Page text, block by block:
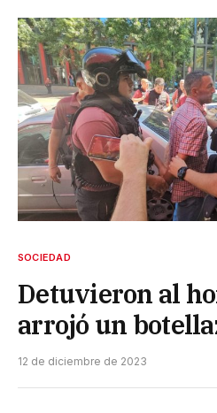
SOCIEDAD
Detuvieron al
arrojó un
12 de diciembre de 2023